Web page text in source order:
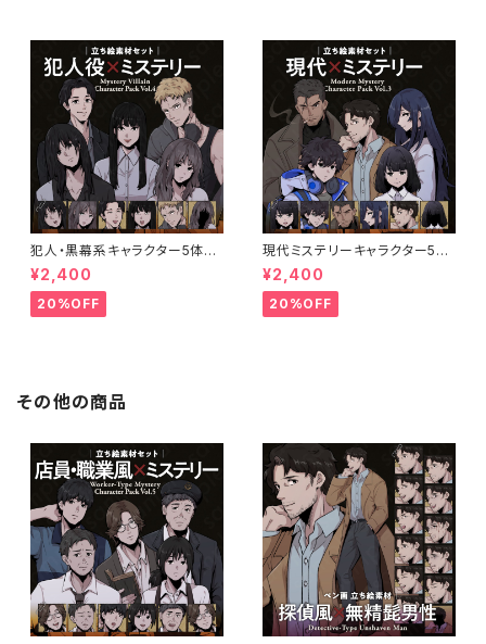
犯人・黒幕系キャラクター5体セ
ットの立ち絵素材｜ペン画調・ミ
ステリー向け｜不良・ヤンデレ・
優等生など
¥2,400
20%OFF
現代ミステリーキャラクター5体
セットの立ち絵素材｜ペン画調・
ミステリー・事件系向け｜探偵・
刑事・エンジニアなど
¥2,400
20%OFF
その他の商品